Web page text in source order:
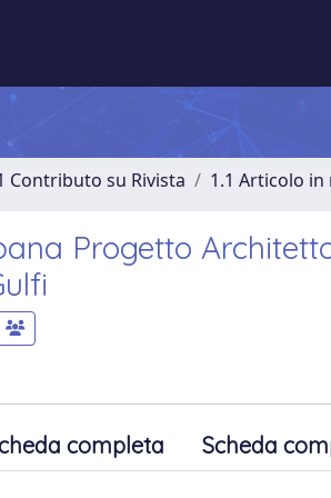
Contributo su Rivista 1.1 Articolo in
Progetto
completa Scheda